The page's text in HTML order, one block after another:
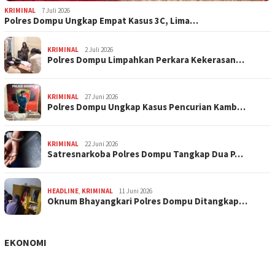
KRIMINAL 7 Juli 2026
Polres Dompu Ungkap Empat Kasus 3C, Lima…
KRIMINAL 2 Juli 2026
Polres Dompu Limpahkan Perkara Kekerasan…
KRIMINAL 27 Juni 2026
Polres Dompu Ungkap Kasus Pencurian Kamb…
KRIMINAL 22 Juni 2026
Satresnarkoba Polres Dompu Tangkap Dua P…
HEADLINE, KRIMINAL 11 Juni 2026
Oknum Bhayangkari Polres Dompu Ditangkap…
EKONOMI